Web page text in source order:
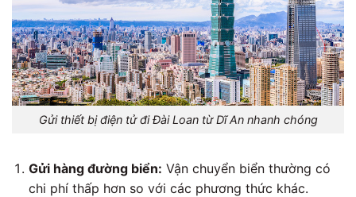
Gửi thiết bị điện tử đi Đài Loan từ Dĩ An nhanh chóng
Gửi hàng đường biển: Vận chuyển biển thường có
chi phí thấp hơn so với các phương thức khác.